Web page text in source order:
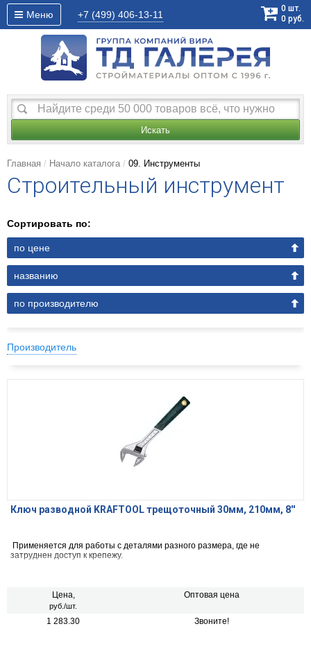
Меню +7 (499) 406-13-11
0 шт.
0 руб.
Искать
Главная Начало каталога 09. Инструменты
Строительный инструмент
Сортировать по:
по цене
названию
по производителю
Производитель
Ключ разводной KRAFTOOL трещоточный 30мм, 210мм, 8''
Применяется для работы с деталями разного размера, где не
затруднен доступ к крепежу.
Цена,
руб./шт.
Оптовая цена
1 283.30 Звоните!